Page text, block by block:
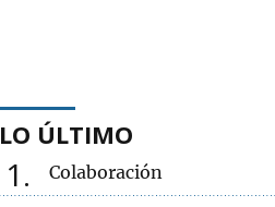
LO ÚLTIMO
1 Colaboración